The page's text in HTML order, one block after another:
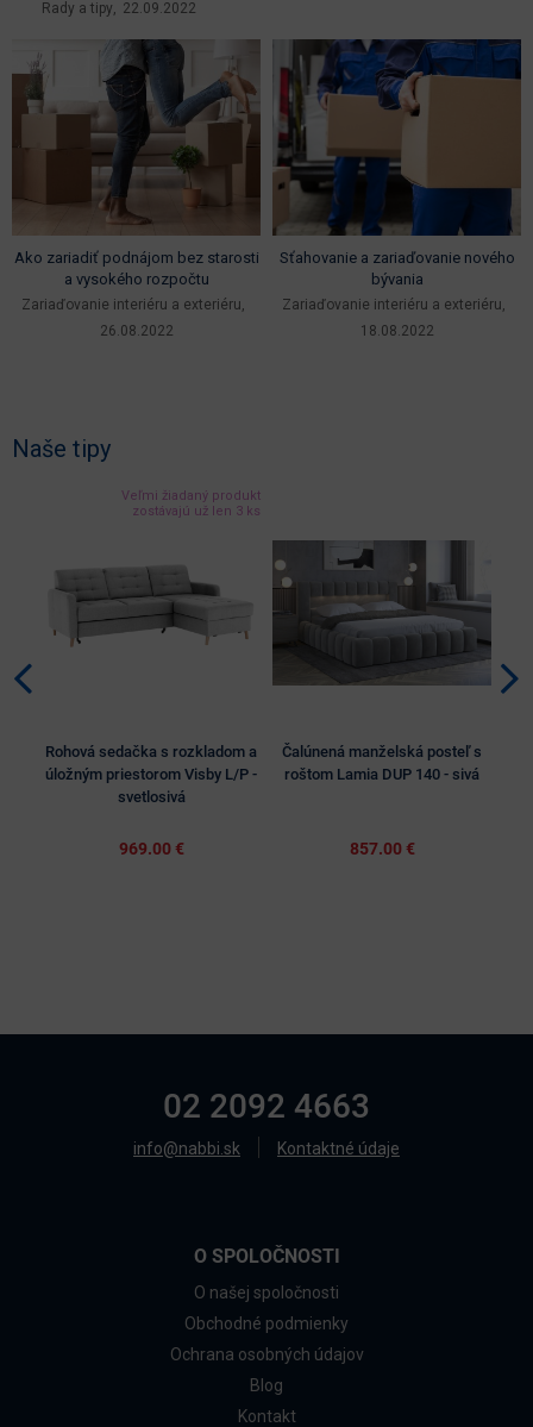
Rady a tipy 22.09.2022
Ako zariadiť podnájom bez starosti
a vysokého rozpočtu
Zariaďovanie interiéru a exteriéru
26.08.2022
Sťahovanie a zariaďovanie nového
bývania
Zariaďovanie interiéru a exteriéru
18.08.2022
Naše tipy
Veľmi žiadaný produkt
zostávajú už len 3 ks
Rohová sedačka s rozkladom a
úložným priestorom Visby L/P -
svetlosivá
969.00 €
Čalúnená manželská posteľ s
roštom Lamia DUP 140 - sivá
857.00 €
02 2092 4663
info@nabbi.sk Kontaktné údaje
O SPOLOČNOSTI
O našej spoločnosti
Obchodné podmienky
Ochrana osobných údajov
Blog
Kontakt